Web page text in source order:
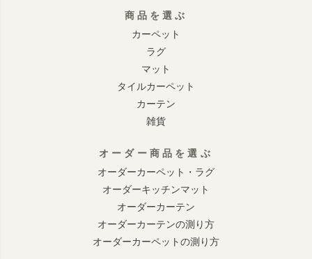
商品を選ぶ
カーペット
ラグ
マット
タイルカーペット
カーテン
雑貨
オーダー商品を選ぶ
オーダーカーペット・ラグ
オーダーキッチンマット
オーダーカーテン
オーダーカーテンの測り方
オーダーカーペットの測り方